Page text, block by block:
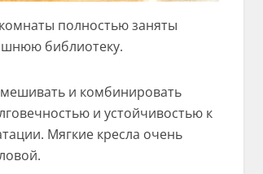
полностью заняты
библиотеку.
и комбинировать
и устойчивостью к
Мягкие кресла очень